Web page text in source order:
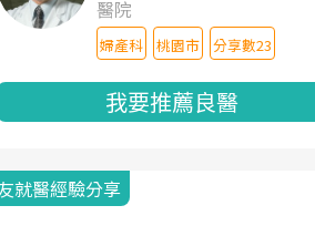
醫院
婦產科 桃園市 分享數23
我要推薦良醫
就醫經驗分享